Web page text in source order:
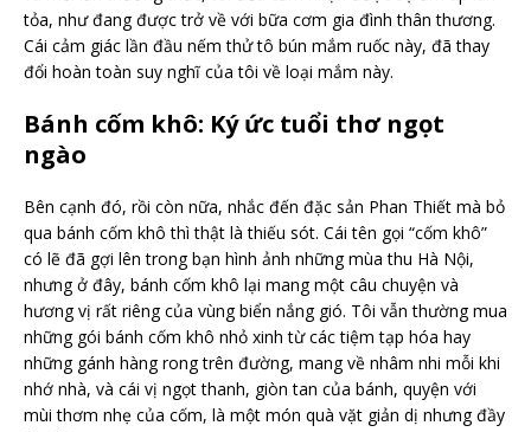
tỏa, như đang được trở về với bữa cơm gia đình thân thương.
Cái cảm giác lần đầu nếm thử tô bún mắm ruốc này, đã thay
đổi hoàn toàn suy nghĩ của tôi về loại mắm này.
Bánh cốm khô: Ký ức tuổi thơ ngọt
ngào
Bên cạnh đó, rồi còn nữa, nhắc đến đặc sản Phan Thiết mà bỏ
qua bánh cốm khô thì thật là thiếu sót. Cái tên gọi “cốm khô”
có lẽ đã gợi lên trong bạn hình ảnh những mùa thu Hà Nội,
nhưng ở đây, bánh cốm khô lại mang một câu chuyện và
hương vị rất riêng của vùng biển nắng gió. Tôi vẫn thường mua
những gói bánh cốm khô nhỏ xinh từ các tiệm tạp hóa hay
những gánh hàng rong trên đường, mang về nhâm nhi mỗi khi
nhớ nhà, và cái vị ngọt thanh, giòn tan của bánh, quyện với
mùi thơm nhẹ của cốm, là một món quà vặt giản dị nhưng đầy